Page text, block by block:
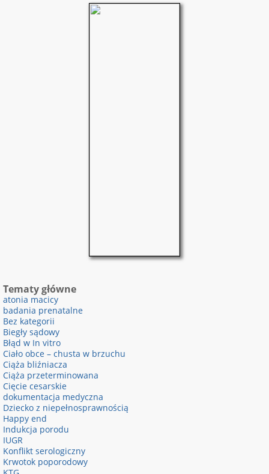
Tematy główne
atonia macicy
badania prenatalne
Bez kategorii
Biegły sądowy
Błąd w In vitro
Ciało obce – chusta w brzuchu
Ciąża bliźniacza
Ciąża przeterminowana
Cięcie cesarskie
dokumentacja medyczna
Dziecko z niepełnosprawnością
Happy end
Indukcja porodu
IUGR
Konflikt serologiczny
Krwotok poporodowy